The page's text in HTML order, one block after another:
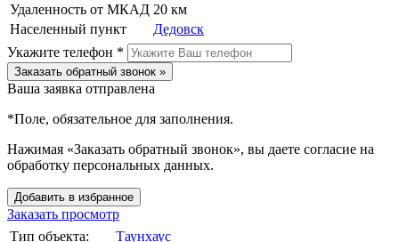
Удаленность от МКАД 20 км
Населенный пункт
Дедовск
Укажите телефон *
Заказать обратный звонок »
Ваша заявка отправлена
*Поле, обязательное для заполнения.
Нажимая «Заказать обратный звонок», вы даете согласие на
обработку персональных данных.
Добавить в избранное
Заказать просмотр
Тип объекта:
Таунхаус